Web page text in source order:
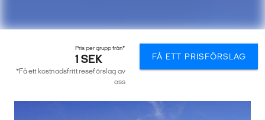
Pris per grupp från*
1 SEK
*Få ett kostnadsfritt reseförslag av
oss
FÅ ETT PRISFÖRSLAG